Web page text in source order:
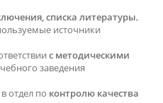
списка литературы,
источники
с методическими
заведения
отдел по контролю качества